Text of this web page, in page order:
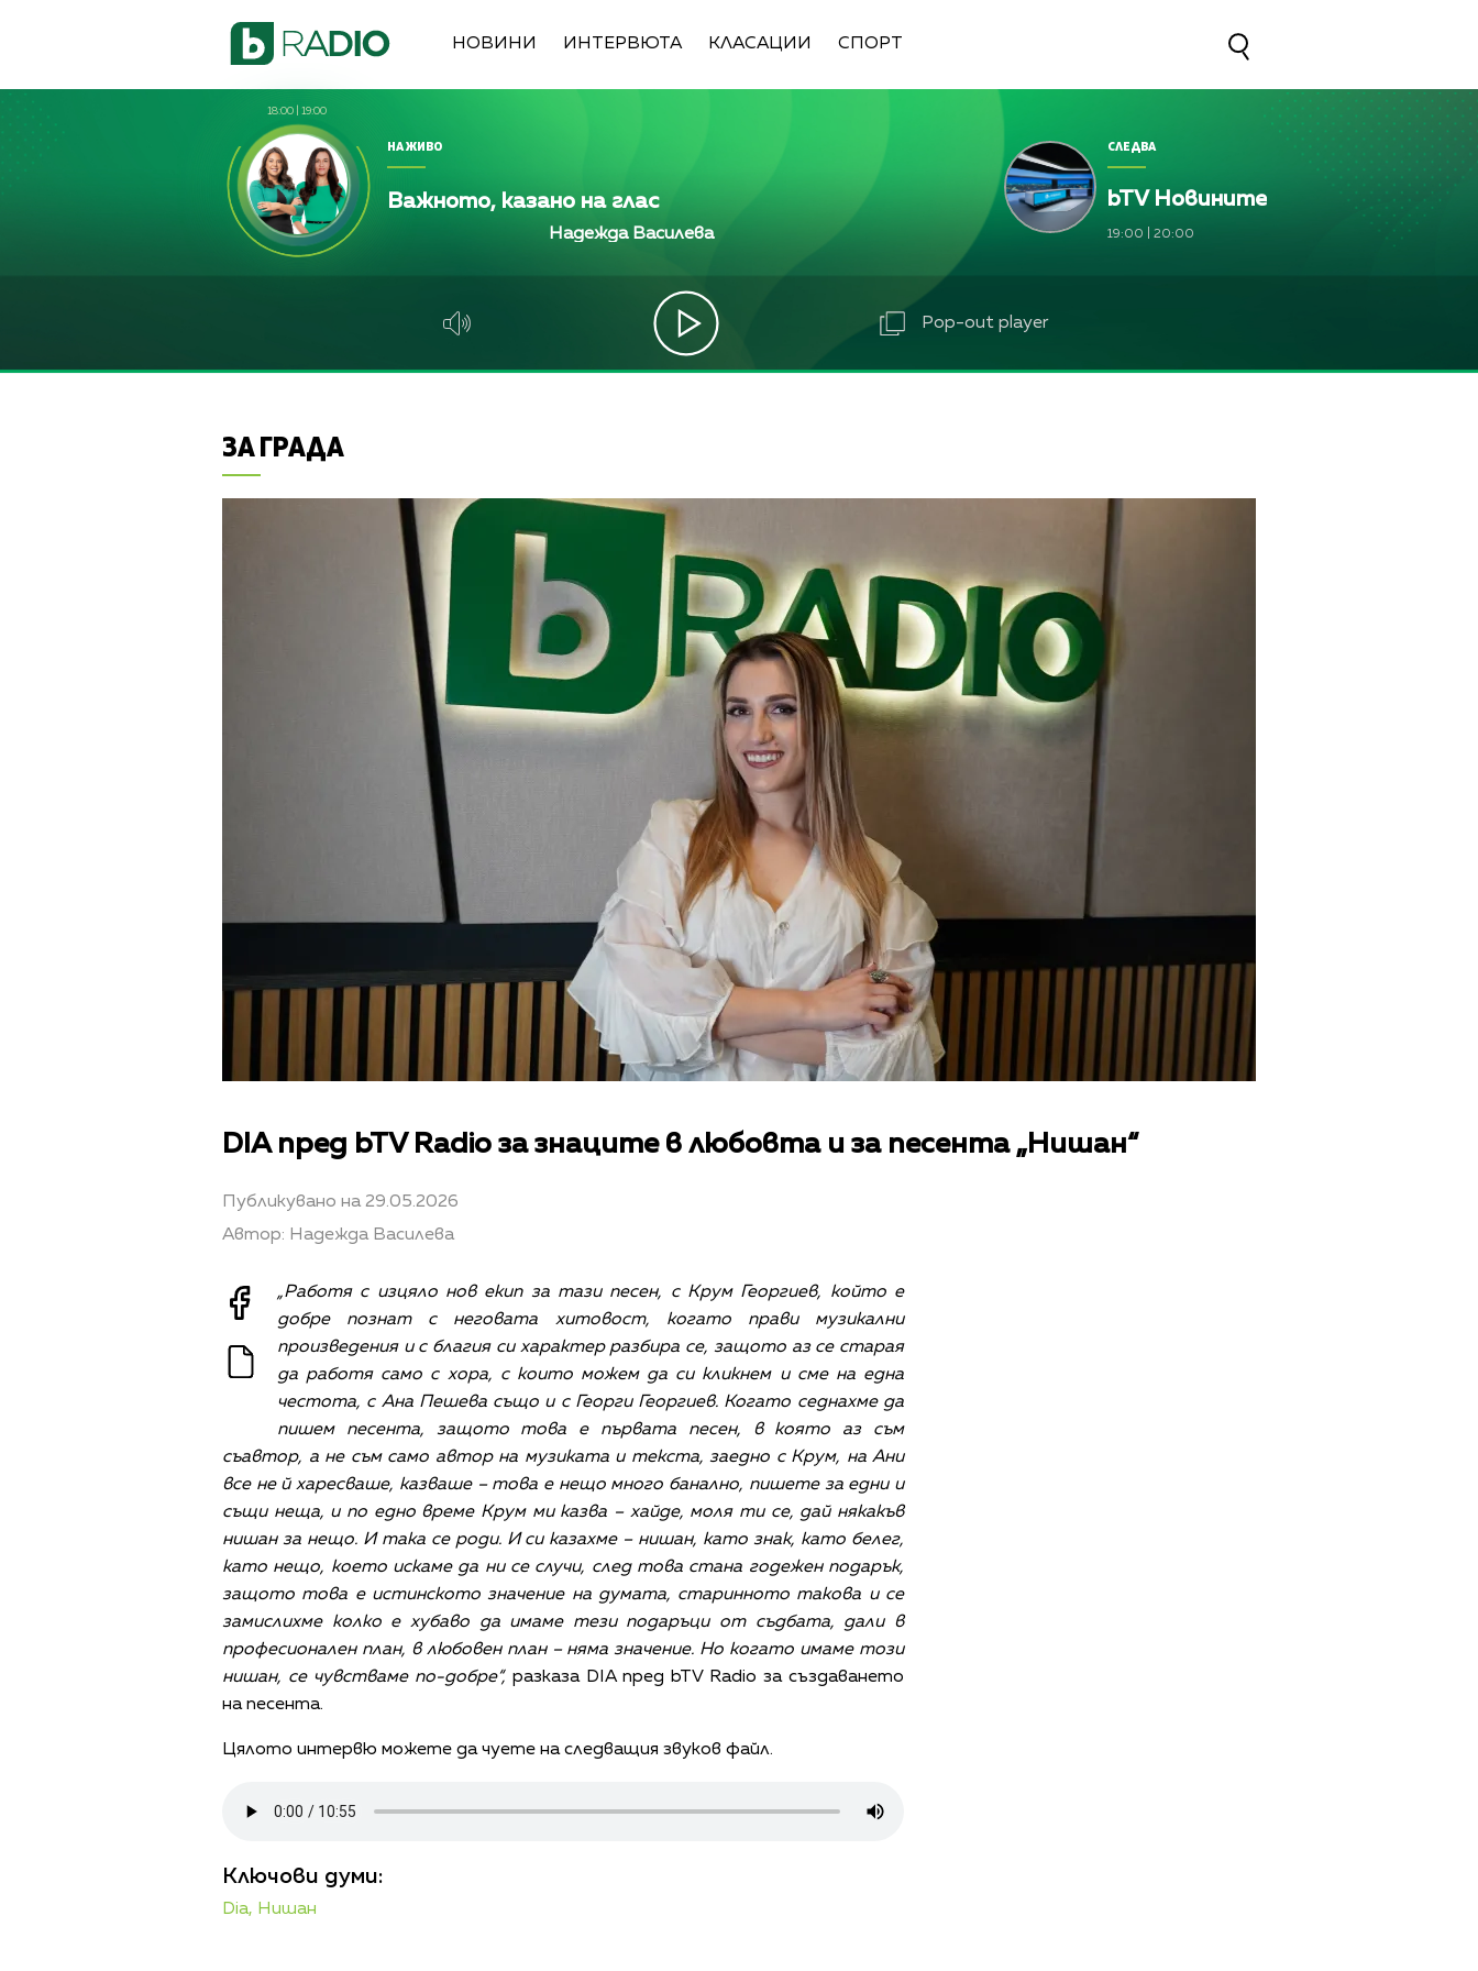
НОВИНИ ИНТЕРВЮТА КЛАСАЦИИ СПОРТ
18:00 19:00
НА ЖИВО
Важното, казано на глас
Надежда Василева и Лили Ангелова Надежда Василева и Лили Ангелова
СЛЕДВА
bTV Новините
19:00 20:00
Pop-out player
ЗА ГРАДА
DIA пред bTV Radio за знаците в любовта и за песента „Нишан“
Публикувано на 29.05.2026
Автор: Надежда Василева
„Работя с изцяло нов екип за тази песен, с Крум Георгиев, който е
добре познат с неговата хитовост, когато прави музикални
произведения и с благия си характер разбира се, защото аз се старая
да работя само с хора, с които можем да си кликнем и сме на една
честота, с Ана Пешева също и с Георги Георгиев. Когато седнахме да
пишем песента, защото това е първата песен, в която аз съм
съавтор, а не съм само автор на музиката и текста, заедно с Крум, на Ани
все не й харесваше, казваше – това е нещо много банално, пишете за едни и
същи неща, и по едно време Крум ми казва – хайде, моля ти се, дай някакъв
нишан за нещо. И така се роди. И си казахме – нишан, като знак, като белег,
като нещо, което искаме да ни се случи, след това стана годежен подарък,
защото това е истинското значение на думата, старинното такова и се
замислихме колко е хубаво да имаме тези подаръци от съдбата, дали в
професионален план, в любовен план – няма значение. Но когато имаме този
нишан, се чувстваме по-добре“,разказа DIA пред bTV Radio за създаването
на песента.
Цялото интервю можете да чуете на следващия звуков файл.
Ключови думи:
Dia, Нишан